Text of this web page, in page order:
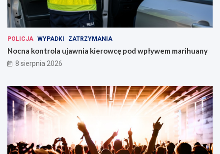
POLICJA WYPADKI ZATRZYMANIA
Nocna kontrola ujawnia kierowcę pod wpływem marihuany
8 sierpnia 2026